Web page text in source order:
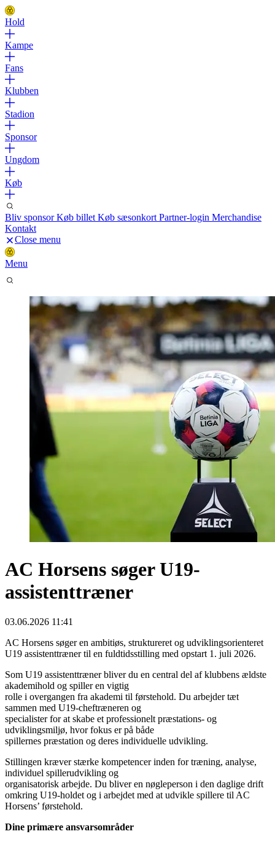
Hold
Kampe
Fans
Klubben
Stadion
Sponsor
Ungdom
Køb
Bliv sponsorKøb billet Køb sæsonkort Partner-login Merchandise
Kontakt
Close menu
Menu
AC Horsens søger U19-
assistenttræner
03.06.2026 11:41
AC Horsens søger en ambitiøs, struktureret og udviklingsorienteret
U19 assistenttræner til en fuldtidsstilling med opstart 1. juli 2026.
Som U19 assistenttræner bliver du en central del af klubbens ældste
akademihold og spiller en vigtig
rolle i overgangen fra akademi til førstehold. Du arbejder tæt
sammen med U19-cheftræneren og
specialister for at skabe et professionelt præstations- og
udviklingsmiljø, hvor fokus er på både
spillernes præstation og deres individuelle udvikling.
Stillingen kræver stærke kompetencer inden for træning, analyse,
individuel spillerudvikling og
organisatorisk arbejde. Du bliver en nøgleperson i den daglige drift
omkring U19-holdet og i arbejdet med at udvikle spillere til AC
Horsens’ førstehold.
Dine primære ansvarsområder